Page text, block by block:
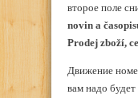
второе поле
novin a
Prodej zboží,
Движение
вам надо